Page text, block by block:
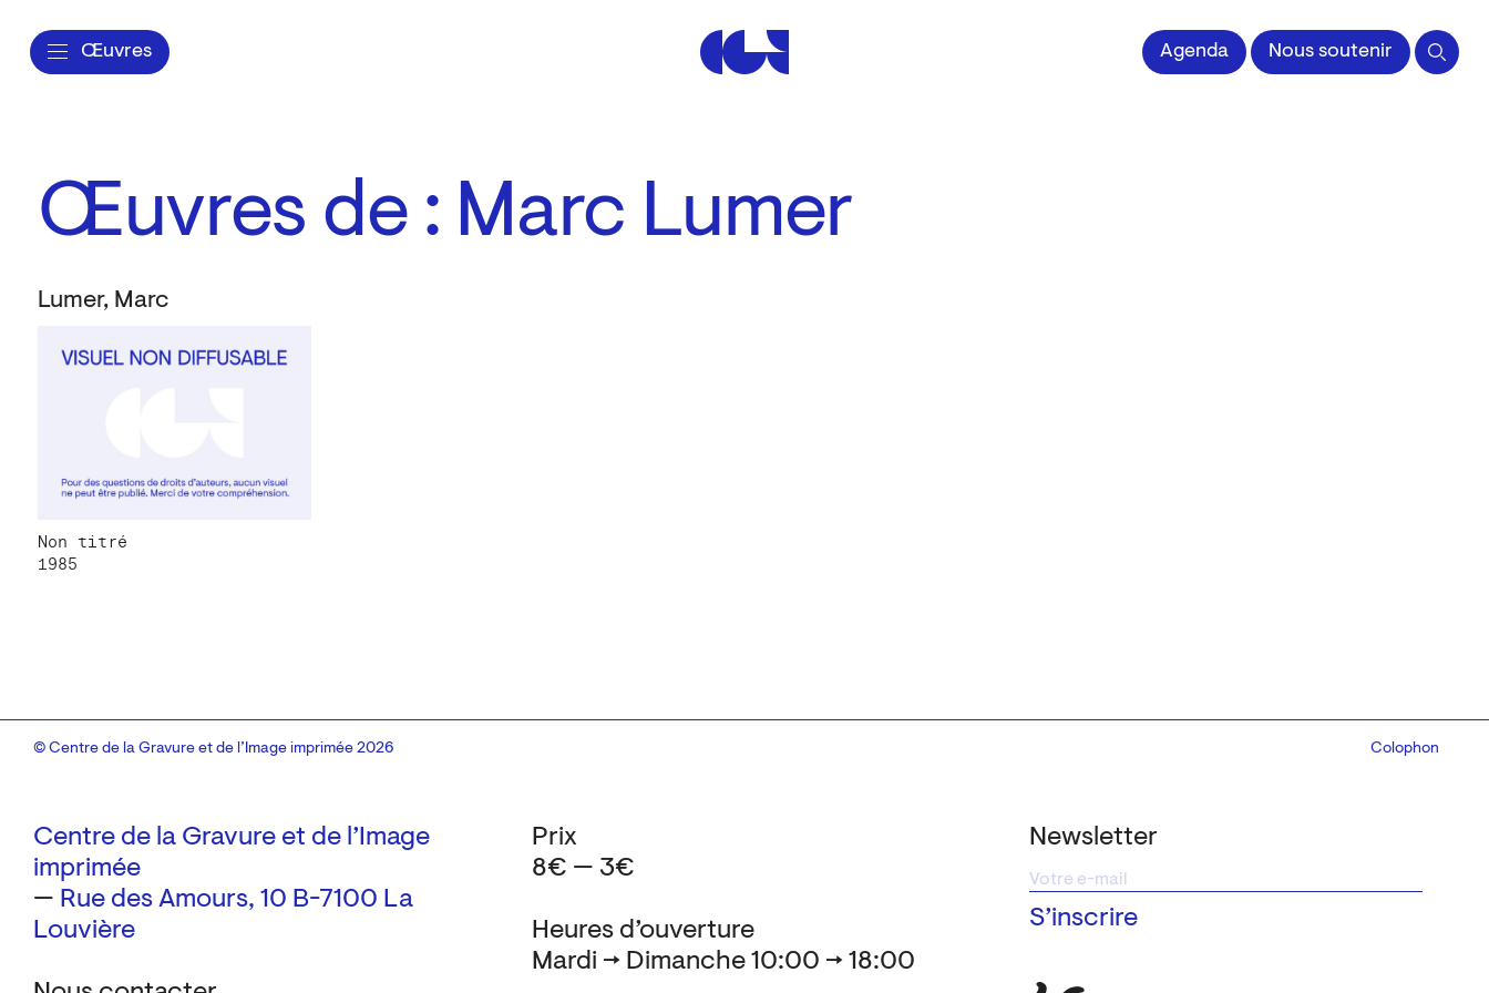
Œuvres Centre de la Gravure et de l'Image impriméeAgenda Nous soutenir
Œuvres de : Marc Lumer
Lumer, Marc
Non titré
1985
Centre de la Gravure et de l’Image
imprimée
— Rue des Amours, 10 B-7100 La
Louvière
Newsletter
Heures d’ouverture
Mardi → Dimanche 10:00 → 18:00
Prix
8€ — 3€
© Centre de la Gravure et de l’Image imprimée 2026 Colophon
Design:Marcel